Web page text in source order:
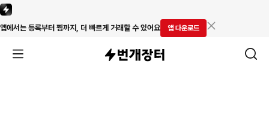
앱에서는 등록부터 찜까지, 더 빠르게 거래할 수 있어요 앱 다운로드